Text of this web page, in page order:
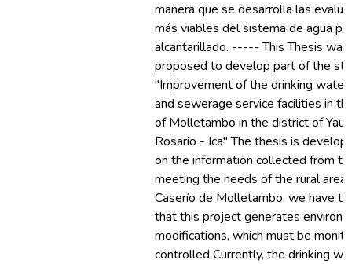
manera que se desarrolla las
más viables del sistema de agua
alcantarillado. ----- This Thesis was
proposed to develop part of the
"Improvement of the drinking water
and sewerage service facilities in
of Molletambo in the district of
Rosario - Ica" The thesis is
on the information collected from
meeting the needs of the rural area
Caserío de Molletambo, we have
that this project generates
modifications, which must be
controlled Currently, the drinking